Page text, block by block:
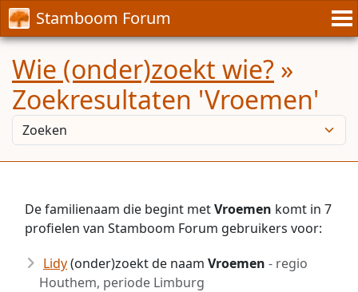
Stamboom Forum
Wie (onder)zoekt wie? »
Zoekresultaten 'Vroemen'
De familienaam die begint metVroemen komt in 7
profielen van Stamboom Forum gebruikers voor:
Lidy(onder)zoekt de naam Vroemen - regio
Houthem, periode Limburg